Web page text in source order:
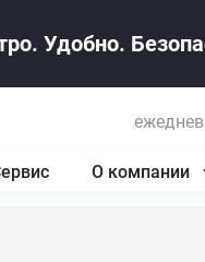
Удобно.
О компании